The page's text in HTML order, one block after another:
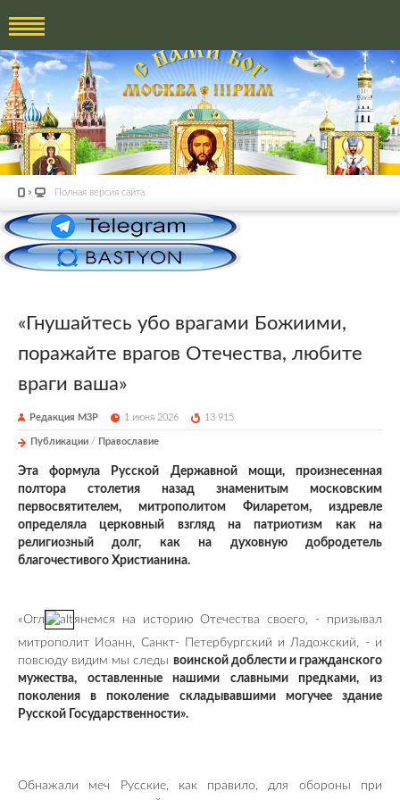
Полная версия сайта
«Гнушайтесь убо врагами Божиими,
поражайте врагов Отечества, любите
враги ваша»
Редакция М3Р 1 июня 2026 13 915
Публикации / Православие
Эта формула Русской Державной мощи, произнесенная
полтора столетия назад знаменитым московским
первосвятителем, митрополитом Филаретом, издревле
определяла церковный взгляд на патриотизм как на
религиозный долг, как на духовную добродетель
благочестивого Христианина.
«Огл
янемся на историю Отечества своего, - призывал
митрополит Иоанн, Санкт- Петербургский и Ладожский, - и
повсюду видим мы следы воинской доблести и гражданского
мужества, оставленные нашими славными предками, из
поколения в поколение складывавшими могучее здание
Русской Государственности».
Обнажали меч Русские, как правило, для обороны при